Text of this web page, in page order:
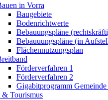
in Vorra
Baugebiete
Bodenrichtwerte
Bebauungspläne
Bebauuungspläne (in
Flächennutzungsplan
Förderverfahren 1
Förderverfahren 2
Gigabitprogramm Gemeinde
& Tourismus